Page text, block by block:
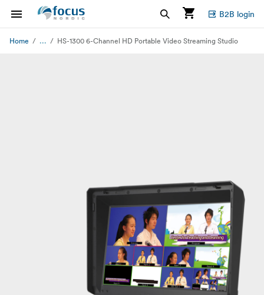
B2B login
Home ... HS-1300 6-Channel HD Portable Video Streaming Studio